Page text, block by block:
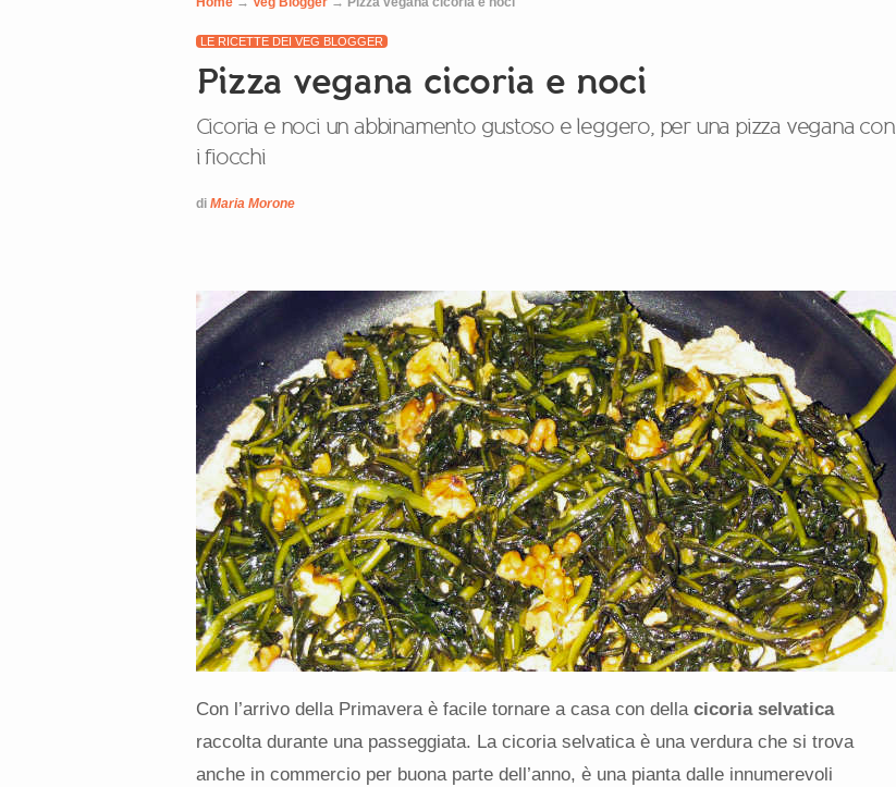
LE RICETTE DEI VEG BLOGGER
Pizza vegana cicoria e noci
Cicoria e noci un abbinamento gustoso e leggero, per una pizza vegana con
i fiocchi
di Maria Morone
Con l’arrivo della Primavera è facile tornare a casa con dellacicoria selvatica
raccolta durante una passeggiata. La cicoria selvatica è una verdura che si trova
anche in commercio per buona parte dell’anno, è una pianta dalle innumerevoli